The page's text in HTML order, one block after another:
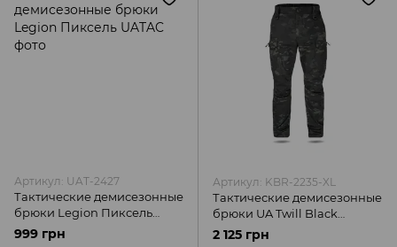
Артикул: UAT-2427
Тактические демисезонные
брюки Legion Пиксель
UATAC
999 грн
Артикул: KBR-2235-XL
Тактические демисезонные
брюки UA Twill Black
Multicam Kiborg
2 125 грн